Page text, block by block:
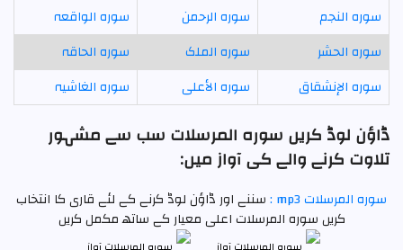
سورہ النجم
سورہ الرحمن
سورہ الواقعہ
سورہ الحشر
سورہ الملک
سورہ الحاقہ
سورہ الإنشقاق
سورہ الأعلى سورہ الغاشیہ
ڈاؤن لوڈ کریں سورہ المرسلات سب سے مشہور
تلاوت کرنے والے کی آواز میں:
سورہ المرسلات mp3 :
سننے اور ڈاؤن لوڈ کرنے کے لئے قاری کا انتخاب
کریں سورہ المرسلات اعلی معیار کے ساتھ مکمل کریں